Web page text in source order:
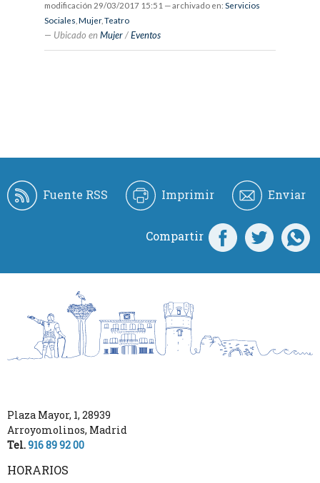
modificación 29/03/2017 15:51 — archivado en: Servicios
Sociales Mujer, Teatro
Ubicado en Mujer /Eventos
Fuente RSS Imprimir Enviar
Compartir
Plaza Mayor, 1, 28939
Arroyomolinos, Madrid
Tel.916 89 92 00
HORARIOS